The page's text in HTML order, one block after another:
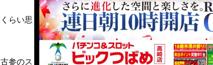
くらい思っているかもしれません。
古参のスロ好きはさらにお題を読んで、